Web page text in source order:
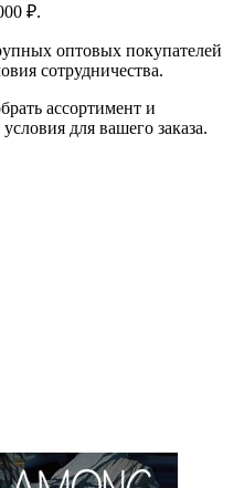
₽.
оптовых покупателей
сотрудничества.
ассортимент и
для вашего заказа.